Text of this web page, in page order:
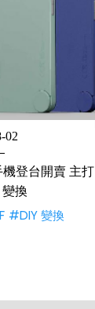
02
機登台開賣 主打
換
#DIY 變換